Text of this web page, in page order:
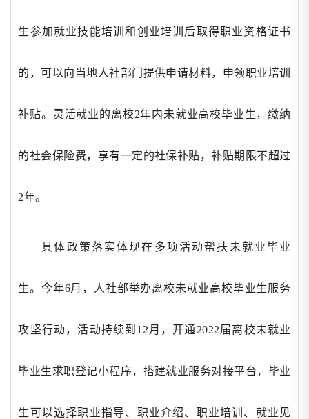
生参加就业技能培训和创业培训后取得职业资格证书
的，可以向当地人社部门提供申请材料，申领职业培训
补贴。灵活就业的离校2年内未就业高校毕业生，缴纳
的社会保险费，享有一定的社保补贴，补贴期限不超过
2年。
具体政策落实体现在多项活动帮扶未就业毕业
生。今年6月，人社部举办离校未就业高校毕业生服务
攻坚行动，活动持续到12月，开通2022届离校未就业
毕业生求职登记小程序，搭建就业服务对接平台，毕业
生可以选择职业指导、职业介绍、职业培训、就业见